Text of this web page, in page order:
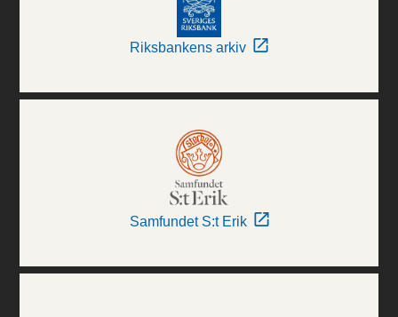
Riksbankens arkiv
Samfundet S:t Erik